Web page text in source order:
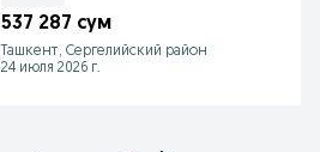
537 287 сум
Ташкент, Сергелийский район
24 июля 2026 г.